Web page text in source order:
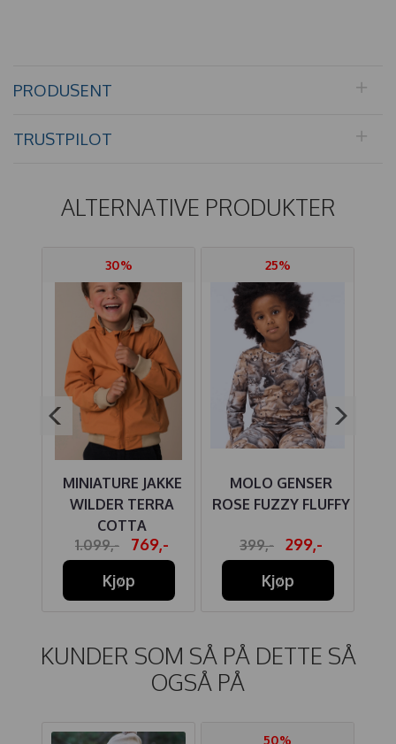
PRODUSENT
TRUSTPILOT
ALTERNATIVE PRODUKTER
30%
MINIATURE JAKKE
WILDER TERRA
COTTA
1.099,-
769,-
Kjøp
25%
MOLO GENSER
ROSE FUZZY FLUFFY
399,-
299,-
Kjøp
KUNDER SOM SÅ PÅ DETTE SÅ
OGSÅ PÅ
50%